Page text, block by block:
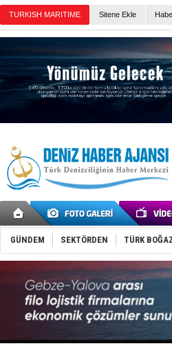
TURKISH MARITIME Sitene Ekle
GÜNDEM SEKTÖRDEN TÜRK